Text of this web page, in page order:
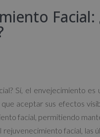
Sí, el envejecimiento
aceptar sus efectos
facial, permitiendo
facial, las